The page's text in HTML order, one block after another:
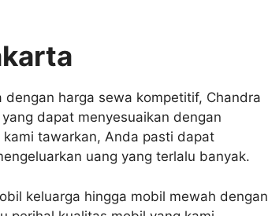
harga sewa kompetitif, Chandra
dapat menyesuaikan dengan
tawarkan, Anda pasti dapat
uang yang terlalu banyak.
keluarga hingga mobil mewah dengan